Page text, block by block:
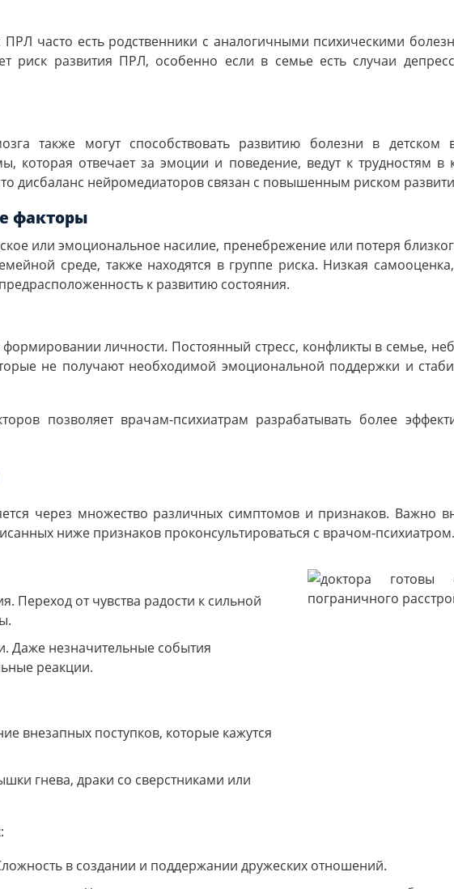
часто есть родственники с аналогичными психическими
риск развития ПРЛ, особенно если в семье есть случаи
также могут способствовать развитию болезни в детском
которая отвечает за эмоции и поведение, ведут к трудностям
дисбаланс нейромедиаторов связан с повышенным риском
факторы
или эмоциональное насилие, пренебрежение или потеря
среде, также находятся в группе риска. Низкая
к развитию состояния.
личности. Постоянный стресс, конфликты в семье,
не получают необходимой эмоциональной поддержки и
позволяет врачам-психиатрам разрабатывать более
через множество различных симптомов и признаков. Важно
ниже признаков проконсультироваться с врачом-психиатром.
Переход от чувства радости к сильной
Даже незначительные события
реакции.
внезапных поступков, которые кажутся
гнева, драки со сверстниками или
в создании и поддержании дружеских отношений.